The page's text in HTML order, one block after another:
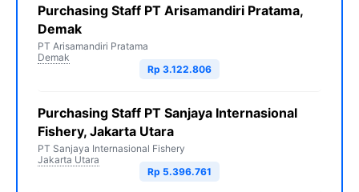
Purchasing Staff PT Arisamandiri Pratama,
Demak
PT Arisamandiri Pratama
Demak
Rp 3.122.806
Purchasing Staff PT Sanjaya Internasional
Fishery, Jakarta Utara
PT Sanjaya Internasional Fishery
Jakarta Utara
Rp 5.396.761